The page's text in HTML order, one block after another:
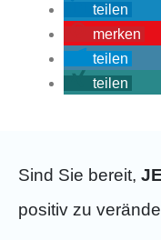
teilen
merken
teilen
teilen
Sind Sie bereit,
positiv zu